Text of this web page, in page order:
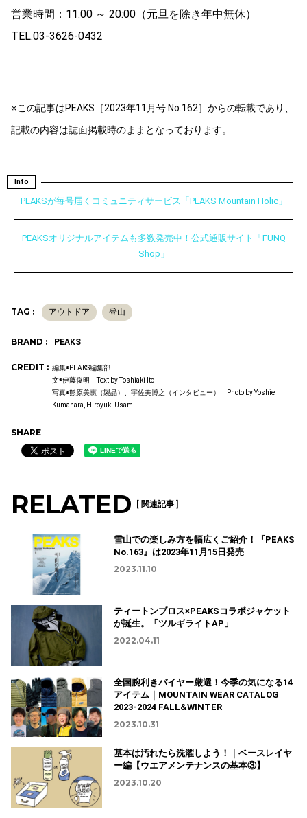
営業時間：11:00 ～ 20:00（元旦を除き年中無休）
TEL.03-3626-0432
※この記事はPEAKS［2023年11月号 No.162］からの転載であり、
記載の内容は誌面掲載時のままとなっております。
Info
PEAKSが毎号届くコミュニティサービス「PEAKS Mountain Holic」
PEAKSオリジナルアイテムも多数発売中！公式通販サイト「FUNQ
Shop」
TAG : アウトドア 登山
BRAND : PEAKS
CREDIT : 編集◉PEAKS編集部
文◉伊藤俊明 Text by Toshiaki Ito
写真◉熊原美惠（製品）、宇佐美博之（インタビュー） Photo by Yoshie
Kumahara, Hiroyuki Usami
SHARE
RELATED [ 関連記事 ]
雪山での楽しみ方を幅広くご紹介！『PEAKS
No.163』は2023年11月15日発売
2023.11.10
ティートンブロス×PEAKSコラボジャケット
が誕生。「ツルギライトAP」
2022.04.11
全国腕利きバイヤー厳選！今季の気になる14
アイテム｜MOUNTAIN WEAR CATALOG
2023-2024 FALL&WINTER
2023.10.31
基本は汚れたら洗濯しよう！｜ベースレイヤ
ー編【ウエアメンテナンスの基本③】
2023.10.20